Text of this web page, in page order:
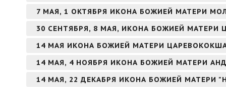
7 МАЯ, 1 ОКТЯБРЯ ИКОНА БОЖИЕЙ МАТЕРИ
30 СЕНТЯБРЯ, 8 МАЯ, ИКОНА БОЖИЕЙ МАТЕРИ
14 МАЯ ИКОНА БОЖИЕЙ МАТЕРИ
14 МАЯ, 4 НОЯБРЯ ИКОНА БОЖИЕЙ МАТЕРИ
14 МАЯ, 22 ДЕКАБРЯ ИКОНА БОЖИЕЙ МАТЕРИ